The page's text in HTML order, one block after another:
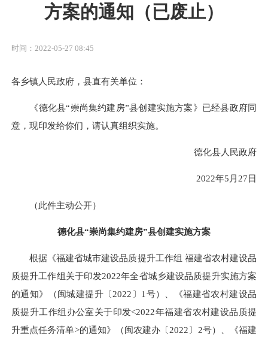
方案的通知（已废止）
时间：2022-05-27 08:45
各乡镇人民政府，县直有关单位：
《德化县“崇尚集约建房”县创建实施方案》已经县政府同
意，现印发给你们，请认真组织实施。
德化县人民政府
2022年5月27日
（此件主动公开）
德化县“崇尚集约建房”县创建实施方案
根据《福建省城市建设品质提升工作组 福建省农村建设品
质提升工作组关于印发2022年全省城乡建设品质提升实施方案
的通知》（闽城建提升〔2022〕1号）、《福建省农村建设品
质提升工作组办公室关于印发<2022年福建省农村建设品质提
升重点任务清单>的通知》（闽农建办〔2022〕2号）、《福建